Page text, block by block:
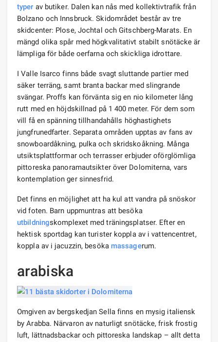
typer av butiker. Dalen kan nås med kollektivtrafik från
Bolzano och Innsbruck. Skidområdet består av tre
skidcenter: Plose, Jochtal och Gitschberg-Marats. En
mängd olika spår med högkvalitativt stabilt snötäcke är
lämpliga för både oerfarna och skickliga idrottare.
I Valle Isarco finns både svagt sluttande partier med
säker terräng, samt branta backar med slingrande
svängar. Proffs kan förvänta sig en nio kilometer lång
rutt med en höjdskillnad på 1 400 meter. För dem som
vill få en spänning tillhandahålls höghastighets
jungfrunedfarter. Separata områden upptas av fans av
snowboardåkning, pulka och skridskoåkning. Många
utsiktsplattformar och terrasser erbjuder oförglömliga
pittoreska panoramautsikter över Dolomiterna, vars
kontemplation ger sinnesfrid.
Det finns en möjlighet att ha kul att vandra på snöskor
vid foten. Barn uppmuntras att besöka
utbildningskomplexet med träningsplatser. Efter en
hektisk sportdag kan turister koppla av i vattencentret,
koppla av i jacuzzin, besöka massagerum.
arabiska
Omgiven av bergskedjan Sella finns en mysig italiensk
by Arabba. Närvaron av naturligt snötäcke, frisk frostig
luft, lättnadsbackar och pittoreska landskap – allt detta